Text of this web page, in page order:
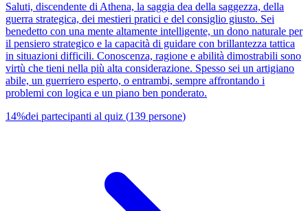
Saluti, discendente di Athena, la saggia dea della saggezza, della
guerra strategica, dei mestieri pratici e del consiglio giusto. Sei
benedetto con una mente altamente intelligente, un dono naturale per
il pensiero strategico e la capacità di guidare con brillantezza tattica
in situazioni difficili. Conoscenza, ragione e abilità dimostrabili sono
virtù che tieni nella più alta considerazione. Spesso sei un artigiano
abile, un guerriero esperto, o entrambi, sempre affrontando i
problemi con logica e un piano ben ponderato.
14%dei partecipanti al quiz (139 persone)